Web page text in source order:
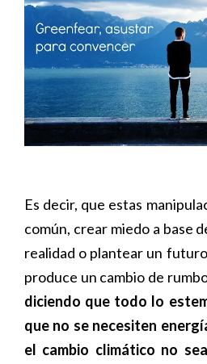
Es decir, que estas
común, crear miedo a base
realidad o plantear un
produce un cambio de
diciendo que todo lo
que no se necesiten
el cambio climático no